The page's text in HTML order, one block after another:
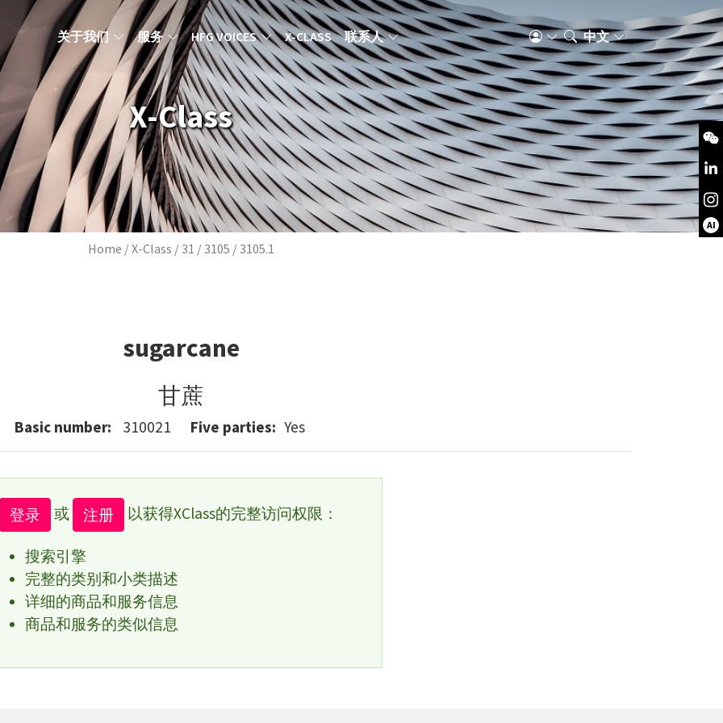
MAIN NAVIGATION ZH
关于我们 服务 HFG VOICES X-CLASS 联系人 中文
X-Class
Breadcrumb
Home X-Class 31 3105 3105.1
sugarcane
甘蔗
Basic number 310021 Five parties Yes
登录 或 注册 以获得XClass的完整访问权限：
搜索引擎
完整的类别和小类描述
详细的商品和服务信息
商品和服务的类似信息
AI